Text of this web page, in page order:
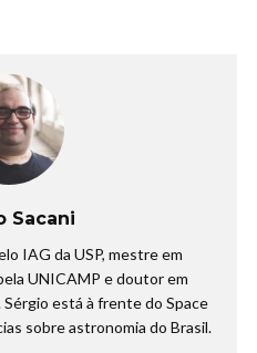
Sacani
IAG da USP, mestre em
UNICAMP e doutor em
está à frente do Space
sobre astronomia do Brasil.